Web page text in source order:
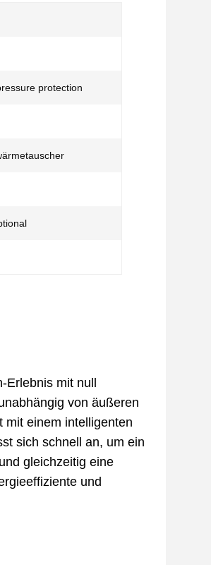
protection
Erlebnis mit null
von äußeren
mit einem intelligenten
sich schnell an, um ein
gleichzeitig eine
und